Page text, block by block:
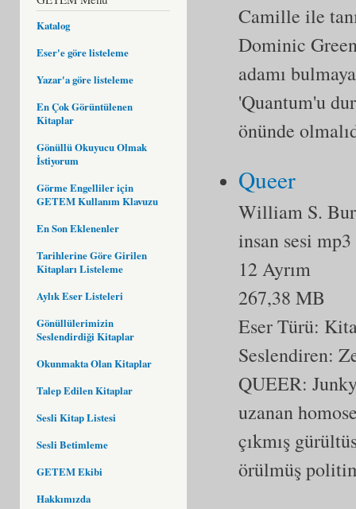
Katalog
Eser'e göre listeleme
Yazar'a göre listeleme
En Çok Görüntülenen
Kitaplar
Gönüllü Okuyucu Olmak
İstiyorum
Görme Engelliler için
GETEM Kullanım Klavuzu
En Son Eklenenler
Tarihlerine Göre Girilen
Kitapları Listeleme
Aylık Eser Listeleri
Gönüllülerimizin
Seslendirdiği Kitaplar
Okunmakta Olan Kitaplar
Talep Edilen Kitaplar
Sesli Kitap Listesi
Sesli Betimleme
GETEM Ekibi
Hakkımızda
Camille ile
Dominic
adamı
'Quantum'u
önünde
Queer
William S.
insan sesi mp3
12 Ayrım
267,38 MB
Eser Türü:
Seslendiren:
QUEER:
uzanan
çıkmış
örülmüş